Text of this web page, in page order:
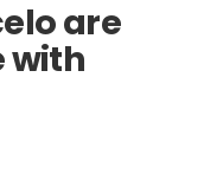
are
with